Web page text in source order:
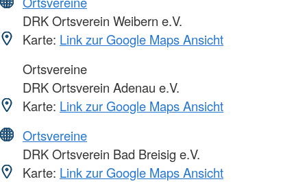
DRK Ortsverein Weibern e.V.
Karte: Link zur Google Maps Ansicht
Ortsvereine
DRK Ortsverein Adenau e.V.
Karte: Link zur Google Maps Ansicht
Ortsvereine
DRK Ortsverein Bad Breisig e.V.
Karte: Link zur Google Maps Ansicht